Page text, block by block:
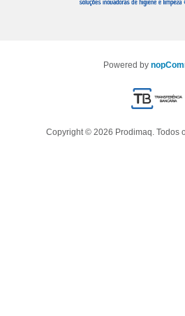
Powered by
Copyright © 2026 Prodimaq. Todos